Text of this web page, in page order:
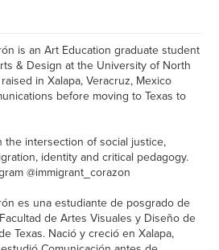
is an Art Education graduate student
& Design at the University of North
in Xalapa, Veracruz, Mexico
before moving to Texas to
the intersection of social justice,
identity and critical pedagogy.
@immigrant_corazon
es una estudiante de posgrado de
de Artes Visuales y Diseño de
Texas. Nació y creció en Xalapa,